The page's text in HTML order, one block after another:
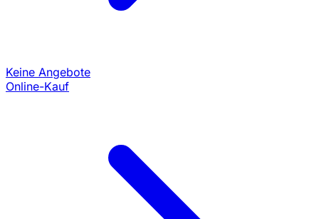
Keine Angebote
Online-Kauf